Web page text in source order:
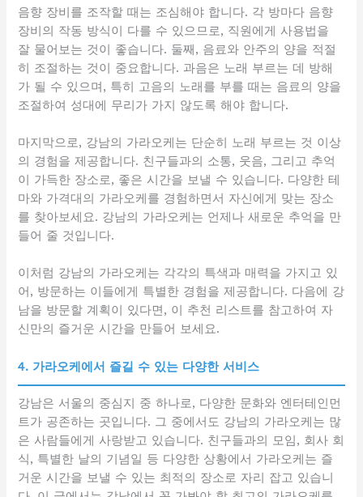
음향 장비를 조작할 때는 조심해야 합니다. 각 방마다 음향
장비의 작동 방식이 다를 수 있으므로, 직원에게 사용법을
잘 물어보는 것이 좋습니다. 둘째, 음료와 안주의 양을 적절
히 조절하는 것이 중요합니다. 과음은 노래 부르는 데 방해
가 될 수 있으며, 특히 고음의 노래를 부를 때는 음료의 양을
조절하여 성대에 무리가 가지 않도록 해야 합니다.
마지막으로, 강남의 가라오케는 단순히 노래 부르는 것 이상
의 경험을 제공합니다. 친구들과의 소통, 웃음, 그리고 추억
이 가득한 장소로, 좋은 시간을 보낼 수 있습니다. 다양한 테
마와 가격대의 가라오케를 경험하면서 자신에게 맞는 장소
를 찾아보세요. 강남의 가라오케는 언제나 새로운 추억을 만
들어 줄 것입니다.
이처럼 강남의 가라오케는 각각의 특색과 매력을 가지고 있
어, 방문하는 이들에게 특별한 경험을 제공합니다. 다음에 강
남을 방문할 계획이 있다면, 이 추천 리스트를 참고하여 자
신만의 즐거운 시간을 만들어 보세요.
4. 가라오케에서 즐길 수 있는 다양한 서비스
강남은 서울의 중심지 중 하나로, 다양한 문화와 엔터테인먼
트가 공존하는 곳입니다. 그 중에서도 강남의 가라오케는 많
은 사람들에게 사랑받고 있습니다. 친구들과의 모임, 회사 회
식, 특별한 날의 기념일 등 다양한 상황에서 가라오케는 즐
거운 시간을 보낼 수 있는 최적의 장소로 자리 잡고 있습니